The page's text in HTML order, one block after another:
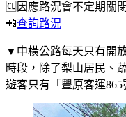
🆑因應路況會不定期關閉
📲查詢路況
▼中橫公路每天只有開
時段，除了梨山居民、
遊客只有「豐原客運865